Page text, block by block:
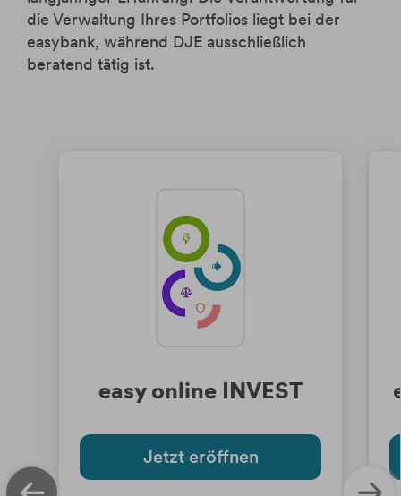
Änderung Rateneinzugskonto
Änderung Ratentermin
Hebelprodukte
Börsenhandel
Investmentrechner
Wertpapier Blog
eBanking Login
die Verwaltung Ihres Portfolios liegt bei der
easybank, während DJE ausschließlich
beratend tätig ist.
easy online INVEST
Jetzt eröffnen